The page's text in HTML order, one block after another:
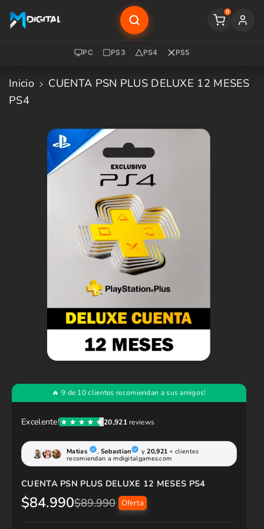
Contenido
0
PC PS3 PS4 PS5
Inicio
CUENTA PSN PLUS DELUXE 12 MESES
PS4Saltar A
Informació
N Del
Producto
CUENTA PSN PLUS DELUXE 12 MESES PS4
P
$84.990
P$89.990 Oferta